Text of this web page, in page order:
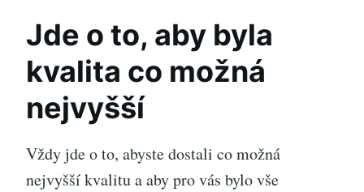
Jde o to, aby byla
kvalita co možná
nejvyšší
Vždy jde o to, abyste dostali co možná
nejvyšší kvalitu a aby pro vás bylo vše